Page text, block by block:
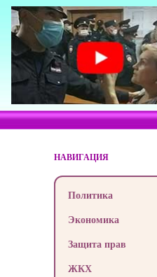
НАВИГАЦИЯ
Политика
Экономика
Защита прав
ЖКХ